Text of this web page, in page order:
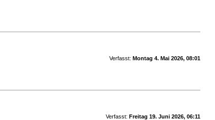
Verfasst: Montag 4. Mai 2026, 08:01
Verfasst: Freitag 19. Juni 2026, 06:11